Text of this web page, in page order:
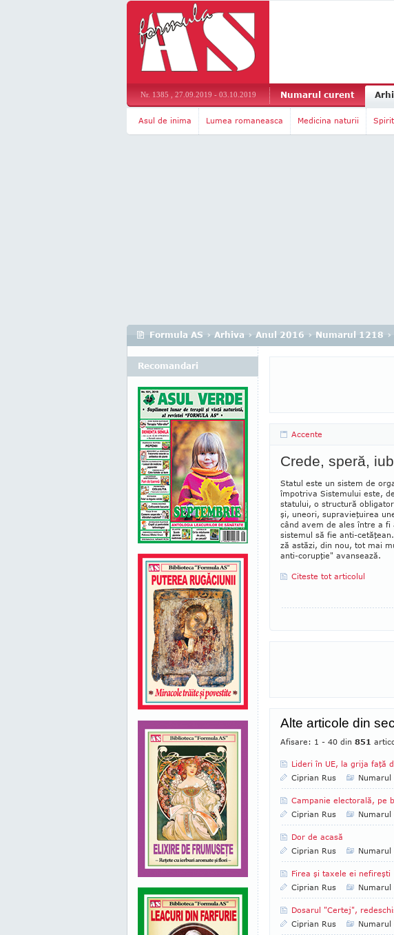
Nr. 1385 , 27.09.2019 - 03.10.2019 Numarul curent
Asul de inima Lumea romaneasca Medicina naturii
Formula AS › Arhiva › Anul 2016 › Numarul 1218
Accente
Crede, speră,
Statul este un sistem de
împotriva Sistemului este,
statului, o struc­tură
şi, uneori, supravieţuirea
când avem de ales între a fi
sistemul să fie anti-
ză astăzi, din nou, tot mai
anti-corup­ţie" avansează.
Citeste tot articolul
Alte articole din
Afisare: 1 - 40 din 851
Lideri în UE, la grija faţă
Ciprian Rus
Numarul
Campanie electorală, pe
Ciprian Rus
Numarul
Dor de acasă
Ciprian Rus
Numarul
Firea şi taxele ei nefireşti
Ciprian Rus
Numarul
Dosarul "Certej",
Ciprian Rus
Numarul
Recomandari